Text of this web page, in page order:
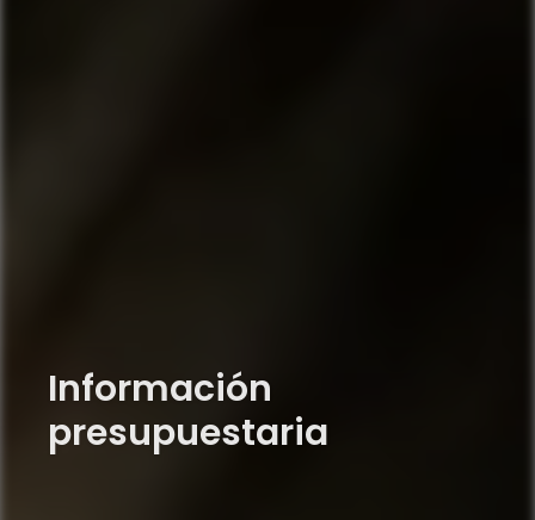
Información
presupuestaria